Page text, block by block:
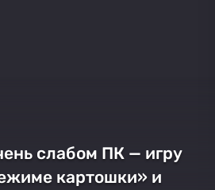
слабом ПК — игру
картошки» и